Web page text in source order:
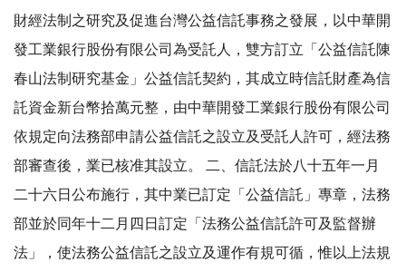
財經法制之研究及促進台灣公益信託事務之發展，以中華開
發工業銀行股份有限公司為受託人，雙方訂立「公益信託陳
春山法制研究基金」公益信託契約，其成立時信託財產為信
託資金新台幣拾萬元整，由中華開發工業銀行股份有限公司
依規定向法務部申請公益信託之設立及受託人許可，經法務
部審查後，業已核准其設立。 二、信託法於八十五年一月
二十六日公布施行，其中業已訂定「公益信託」專章，法務
部並於同年十二月四日訂定「法務公益信託許可及監督辦
法」，使法務公益信託之設立及運作有規可循，惟以上法規